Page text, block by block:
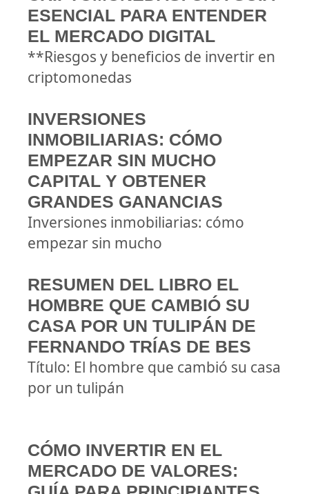
ESENCIAL PARA ENTENDER
EL MERCADO DIGITAL
**Riesgos y beneficios de invertir en
criptomonedas
INVERSIONES
INMOBILIARIAS: CÓMO
EMPEZAR SIN MUCHO
CAPITAL Y OBTENER
GRANDES GANANCIAS
Inversiones inmobiliarias: cómo
empezar sin mucho
RESUMEN DEL LIBRO EL
HOMBRE QUE CAMBIÓ SU
CASA POR UN TULIPÁN DE
FERNANDO TRÍAS DE BES
Título: El hombre que cambió su casa
por un tulipán
CÓMO INVERTIR EN EL
MERCADO DE VALORES: